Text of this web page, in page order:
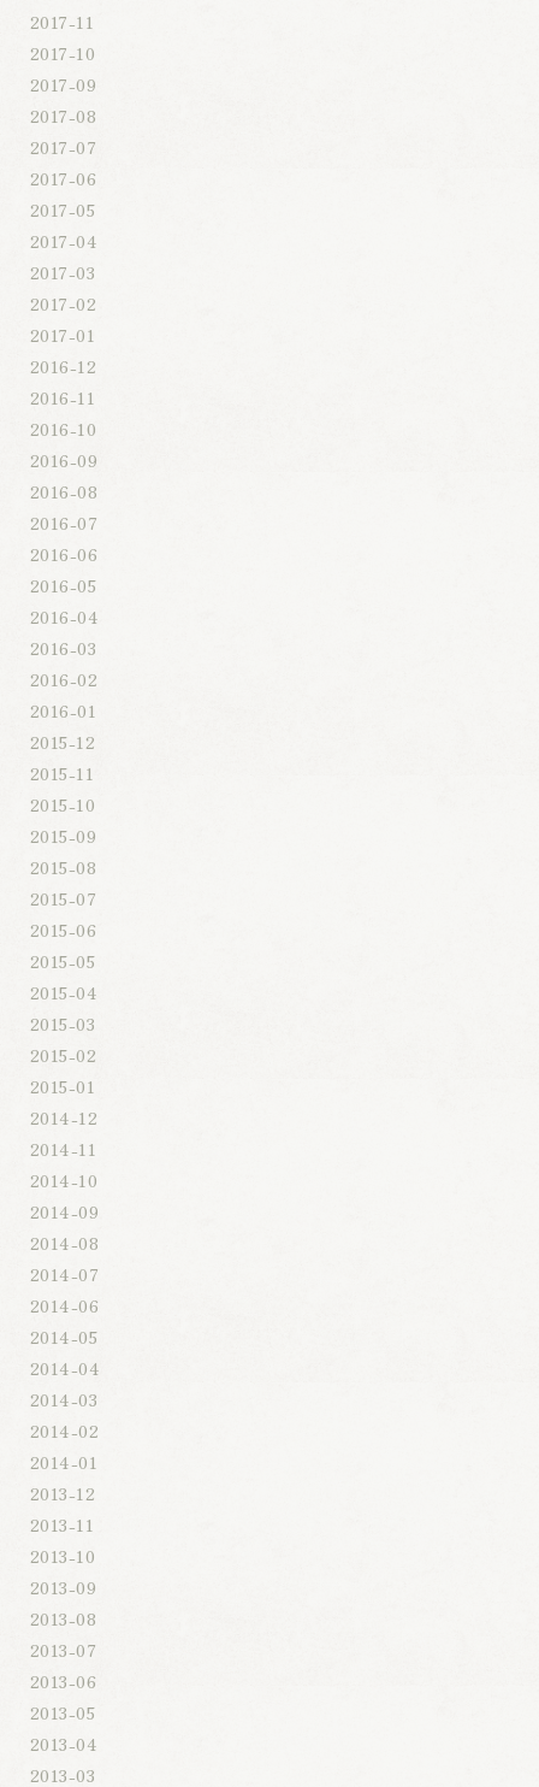
2017-11
2017-10
2017-09
2017-08
2017-07
2017-06
2017-05
2017-04
2017-03
2017-02
2017-01
2016-12
2016-11
2016-10
2016-09
2016-08
2016-07
2016-06
2016-05
2016-04
2016-03
2016-02
2016-01
2015-12
2015-11
2015-10
2015-09
2015-08
2015-07
2015-06
2015-05
2015-04
2015-03
2015-02
2015-01
2014-12
2014-11
2014-10
2014-09
2014-08
2014-07
2014-06
2014-05
2014-04
2014-03
2014-02
2014-01
2013-12
2013-11
2013-10
2013-09
2013-08
2013-07
2013-06
2013-05
2013-04
2013-03